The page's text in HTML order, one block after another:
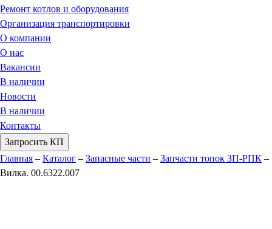
Ремонт котлов и оборудования
Организация транспортировки
О компании
О нас
Вакансии
В наличии
Новости
В наличии
Контакты
Запросить КП
Главная – Каталог – Запасные части – Запчасти топок ЗП-РПК –
Вилка. 00.6322.007